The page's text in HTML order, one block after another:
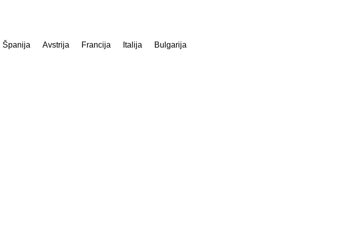
Španija Avstrija Francija Italija
Bulgarija